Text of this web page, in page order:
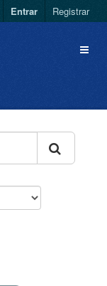
Entrar Registrar